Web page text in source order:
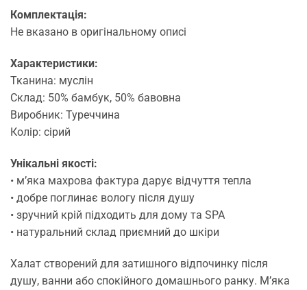
Комплектація:
Не вказано в оригінальному описі
Характеристики:
Тканина: муслін
Склад: 50% бамбук, 50% бавовна
Виробник: Туреччина
Колір: сірий
Унікальні якості:
• м’яка махрова фактура дарує відчуття тепла
• добре поглинає вологу після душу
• зручний крій підходить для дому та SPA
• натуральний склад приємний до шкіри
Халат створений для затишного відпочинку після
душу, ванни або спокійного домашнього ранку. М’яка